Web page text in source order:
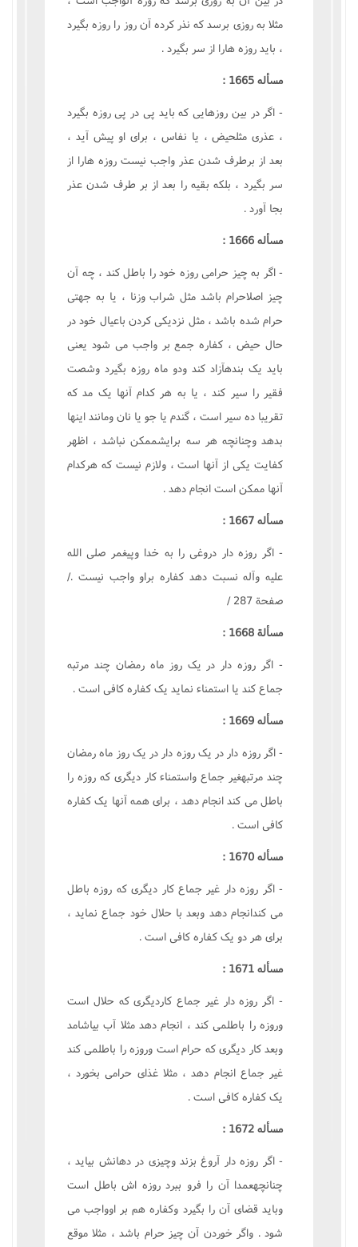
مثلا به روزى برسد که نذر کرده آن روز را روزه بگيرد
، بايد روزه هارا از سر بگيرد .
مسأله 1665 :
- اگر در بين روزهايى که بايد پى در پى روزه بگيرد
، عذرى مثلحيض ، يا نفاس ، براى او پيش آيد ،
بعد از برطرف شدن عذر واجب نيست روزه هارا از
سر بگيرد ، بلکه بقيه را بعد از بر طرف شدن عذر
بجا آورد .
مسأله 1666 :
- اگر به چيز حرامى روزه خود را باطل کند ، چه آن
چيز اصلاحرام باشد مثل شراب وزنا ، يا به جهتى
حرام شده باشد ، مثل نزديکى کردن باعيال خود در
حال حيض ، کفاره جمع بر واجب مى شود يعنى
بايد يک بندهآزاد کند ودو ماه روزه بگيرد وشصت
فقير را سير کند ، يا به هر کدام آنها يک مد که
تقريبا ده سير است ، گندم يا جو يا نان ومانند اينها
بدهد وچنانچه هر سه برايشممکن نباشد ، اظهر
کفايت يکى از آنها است ، ولازم نيست که هرکدام
آنها ممکن است انجام دهد .
مسأله 1667 :
- اگر روزه دار دروغى را به خدا وپيغمر صلى الله
عليه وآله نسبت دهد کفاره براو واجب نيست ./
صفحة 287 /
مسألة 1668 :
- اگر روزه دار در يک روز ماه رمضان چند مرتبه
جماع کند يا استمناء نمايد يک کفاره کافى است .
مسأله 1669 :
- اگر روزه دار در يک روزه دار در يک روز ماه رمضان
چند مرتبهغير جماع واستمناء کار ديگرى که روزه را
باطل مى کند انجام دهد ، براى همه آنها يک کفاره
کافى است .
مسأله 1670 :
- اگر روزه دار غير جماع کار ديگرى که روزه باطل
مى کندانجام دهد وبعد با حلال خود جماع نمايد ،
براى هر دو يک کفاره کافى است .
مسأله 1671 :
- اگر روزه دار غير جماع کارديگرى که حلال است
وروزه را باطلمى کند ، انجام دهد مثلا آب بياشامد
وبعد کار ديگرى که حرام است وروزه را باطلمى کند
غير جماع انجام دهد ، مثلا غذاى حرامى بخورد ،
يک کفاره کافى است .
مسأله 1672 :
- اگر روزه دار آروغ بزند وچيزى در دهانش بيايد ،
چنانچهعمدا آن را فرو ببرد روزه اش باطل است
وبايد قضاى آن را بگيرد وکفاره هم بر اوواجب مى
شود . واگر خوردن آن چيز حرام باشد ، مثلا موقع